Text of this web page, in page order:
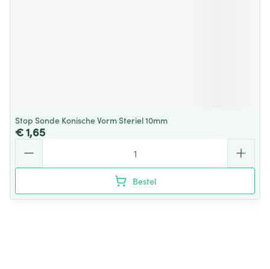
Stop Sonde Konische Vorm Steriel 10mm
€ 1,65
Bestel